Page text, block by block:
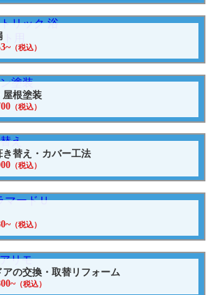
（税込）
屋根塗装
（税込）
き替え・カバー工法
（税込）
（税込）
アの交換・取替リフォーム
（税込）